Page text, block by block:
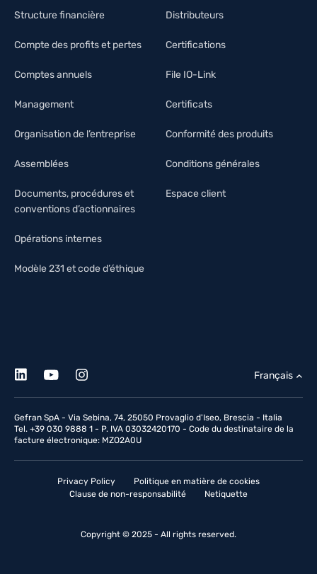
Structure financière
Compte des profits et pertes
Comptes annuels
Management
Organisation de l’entreprise
Assemblées
Documents, procédures et
conventions d’actionnaires
Opérations internes
Modèle 231 et code d’éthique
Distributeurs
Certifications
File IO-Link
Certificats
Conformité des produits
Conditions générales
Espace client
Gefran SpA - Via Sebina, 74, 25050 Provaglio d'Iseo, Brescia - Italia
Tel. +39 030 9888 1 - P. IVA 03032420170 - Code du destinataire de la
facture électronique: MZO2A0U
Français
Privacy Policy
Politique en matière de cookies
Clause de non-responsabilité
Netiquette
Copyright © 2025 - All rights reserved.